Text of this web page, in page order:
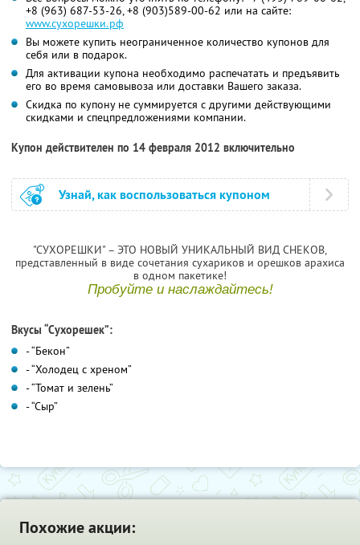
+8 (963) 687-53-26, +8 (903)589-00-62 или на сайте:
www.сухорешки.рф
Вы можете купить неограниченное количество купонов для
себя или в подарок.
Для активации купона необходимо распечатать и предъявить
его во время самовывоза или доставки Вашего заказа.
Скидка по купону не суммируется с другими действующими
скидками и спецпредложениями компании.
Купон действителен по 14 февраля 2012 включительно
Узнай, как воспользоваться купоном
"СУХОРЕШКИ" – ЭТО НОВЫЙ УНИКАЛЬНЫЙ ВИД СНЕКОВ,
представленный в виде сочетания сухариков и орешков арахиса
в одном пакетике!
Пробуйте и наслаждайтесь!
Вкусы “Сухорешек”:
- “Бекон”
- “Холодец с хреном”
- “Томат и зелень”
- “Сыр”
Похожие акции: